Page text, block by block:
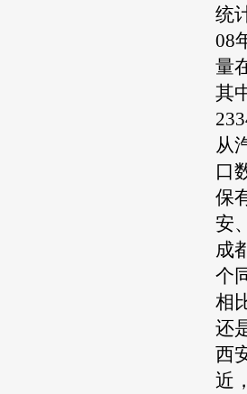
统
08
量
其
从
口
保
安
成
个
相
还
西
近